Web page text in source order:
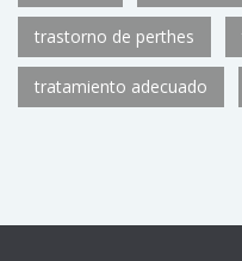
trastorno de perthes
tratamiento adecuado